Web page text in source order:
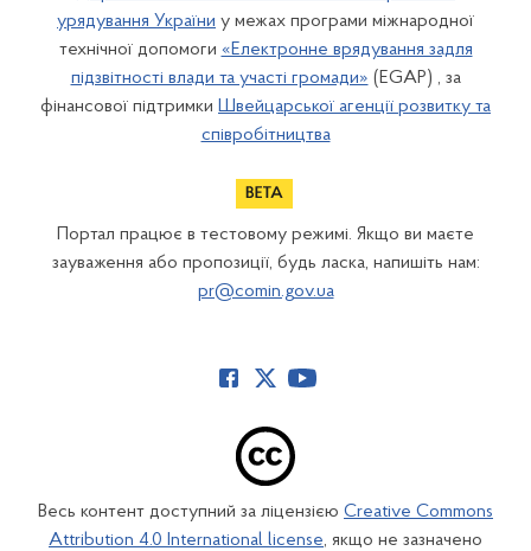
урядування України у межах програми міжнародної
технічної допомоги «Електронне врядування задля
підзвітності влади та участі громади» (EGAP) , за
фінансової підтримки Швейцарської агенції розвитку та
співробітництва
Портал працює в тестовому режимі. Якщо ви маєте
зауваження або пропозиції, будь ласка, напишіть нам:
pr@comin.gov.ua
Весь контент доступний за ліцензією Creative Commons
Attribution 4.0 International license, якщо не зазначено